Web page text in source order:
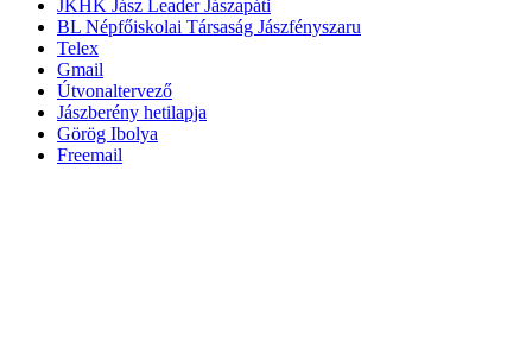
JKHK Jász Leader Jászapáti
BL Népfőiskolai Társaság Jászfényszaru
Telex
Gmail
Útvonaltervező
Jászberény hetilapja
Görög Ibolya
Freemail